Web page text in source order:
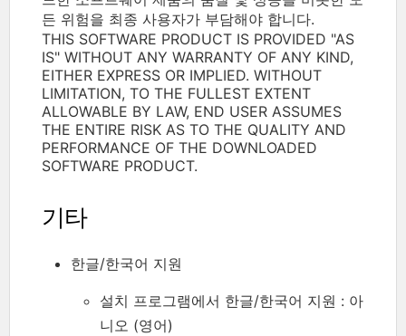
든 위험을 최종 사용자가 부담해야 합니다.
THIS SOFTWARE PRODUCT IS PROVIDED "AS
IS" WITHOUT ANY WARRANTY OF ANY KIND,
EITHER EXPRESS OR IMPLIED. WITHOUT
LIMITATION, TO THE FULLEST EXTENT
ALLOWABLE BY LAW, END USER ASSUMES
THE ENTIRE RISK AS TO THE QUALITY AND
PERFORMANCE OF THE DOWNLOADED
SOFTWARE PRODUCT.
기타
한글/한국어 지원
설치 프로그램에서 한글/한국어 지원 : 아
니오 (영어)